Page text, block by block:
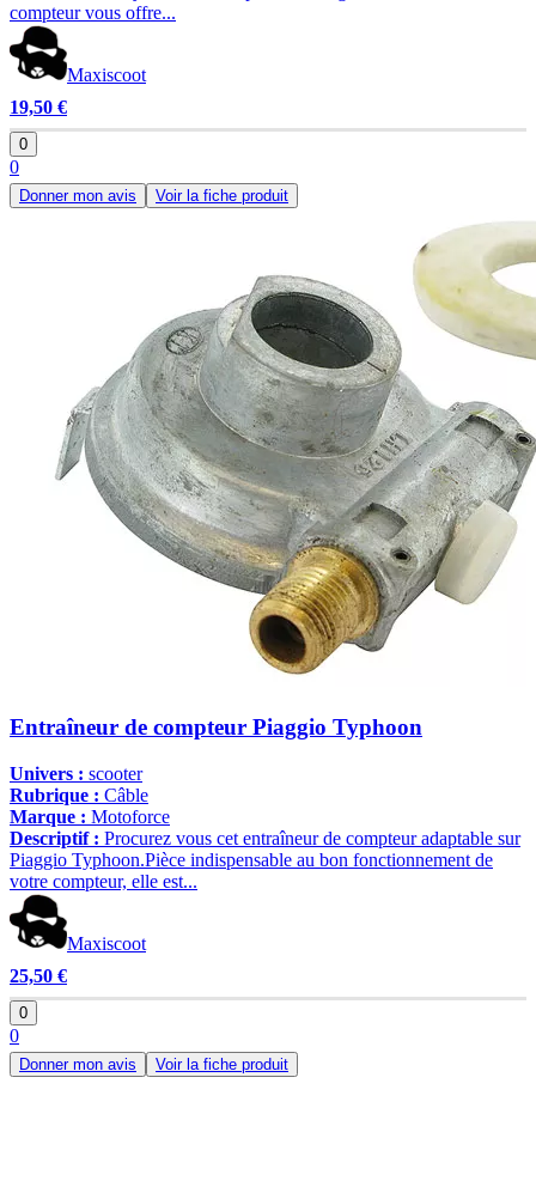
compteur vous offre...
Maxiscoot
19,50 €
0
0
Donner mon avis Voir la fiche produit
Entraîneur de compteur Piaggio Typhoon
Univers : scooter
Rubrique : Câble
Marque : Motoforce
Descriptif : Procurez vous cet entraîneur de compteur adaptable sur
Piaggio Typhoon.Pièce indispensable au bon fonctionnement de
votre compteur, elle est...
Maxiscoot
25,50 €
0
0
Donner mon avis Voir la fiche produit